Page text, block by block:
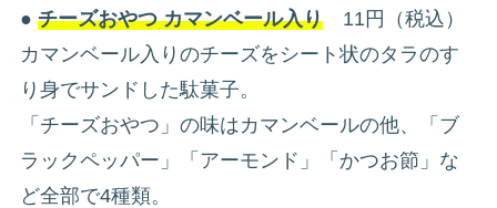
● チーズおやつ カマンベール入り 11円（税込）
カマンベール入りのチーズをシート状のタラのす
り身でサンドした駄菓子。
「チーズおやつ」の味はカマンベールの他、「ブ
ラックペッパー」「アーモンド」「かつお節」な
ど全部で4種類。